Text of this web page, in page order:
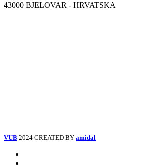
43000 BJELOVAR - HRVATSKA
VUB 2024 CREATED BY amidal